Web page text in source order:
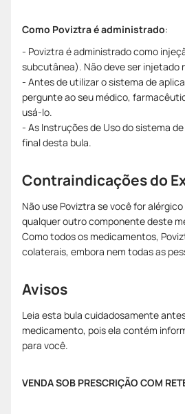
Como Poviztra é administrado:
- Poviztra é administrado como
subcutânea). Não deve ser injetado
- Antes de utilizar o sistema de
pergunte ao seu médico,
usá-lo.
- As Instruções de Uso do sistema
final desta bula.
Contraindicações do
Não use Poviztra se você for
qualquer outro componente deste
Como todos os medicamentos,
colaterais, embora nem todas as
Avisos
Leia esta bula cuidadosamente
medicamento, pois ela contém
para você.
VENDA SOB PRESCRIÇÃO COM